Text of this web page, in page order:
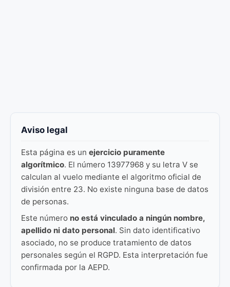
Aviso legal
Esta página es un ejercicio puramente
algorítmico. El número 13977968 y su letra V se
calculan al vuelo mediante el algoritmo oficial de
división entre 23. No existe ninguna base de datos
de personas.
Este número no está vinculado a ningún nombre,
apellido ni dato personal. Sin dato identificativo
asociado, no se produce tratamiento de datos
personales según el RGPD. Esta interpretación fue
confirmada por la AEPD.